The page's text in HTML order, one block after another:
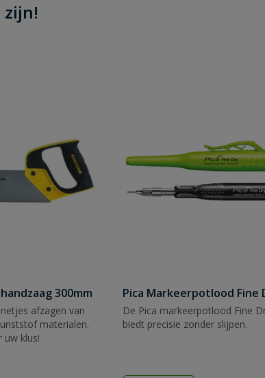
zijn!
300mm
afzagen van
materialen.
uw klus!
Pica Markeerpotlood Fine
De Pica markeerpotlood Fine
biedt precisie zonder slijpen.